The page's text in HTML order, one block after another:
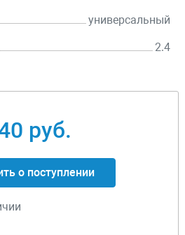
универсальный
2.4
руб.
о поступлении